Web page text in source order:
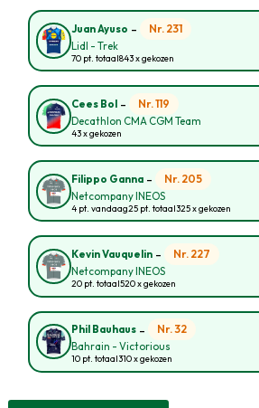
Juan Ayuso - Nr. 231
Lidl - Trek
70 pt. totaal843 x gekozen
Cees Bol - Nr. 119
Decathlon CMA CGM Team
43 x gekozen
Filippo Ganna - Nr. 205
Netcompany INEOS
4 pt. vandaag25 pt. totaal325 x gekozen
Kevin Vauquelin - Nr. 227
Netcompany INEOS
20 pt. totaal520 x gekozen
Phil Bauhaus - Nr. 32
Bahrain - Victorious
10 pt. totaal310 x gekozen